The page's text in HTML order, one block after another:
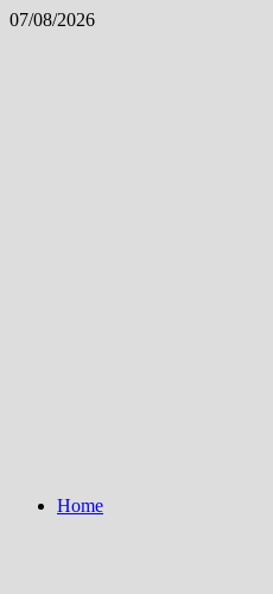
Skip
07/08/2026
Home